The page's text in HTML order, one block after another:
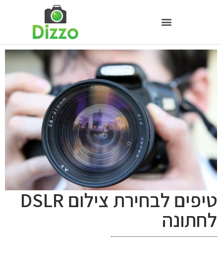
טיפים לבחירת צילום DSLR
לחתונה